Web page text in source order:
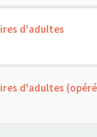
d'adultes
d'adultes